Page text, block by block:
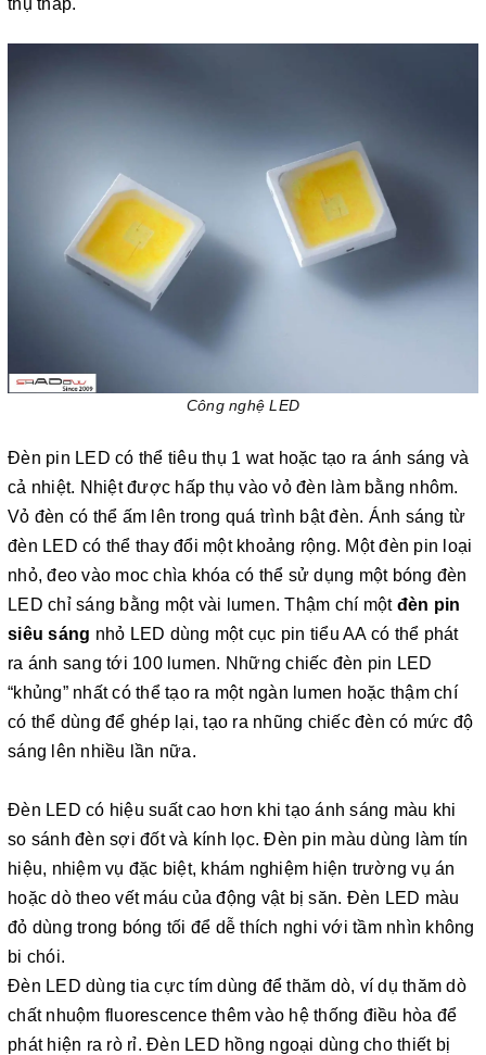
Công nghệ LED
Đèn pin LED có thể tiêu thụ 1 wat hoặc tạo ra ánh sáng và
cả nhiệt. Nhiệt được hấp thụ vào vỏ đèn làm bằng nhôm.
Vỏ đèn có thể ấm lên trong quá trình bật đèn. Ánh sáng từ
đèn LED có thể thay đổi một khoảng rộng. Một đèn pin loại
nhỏ, đeo vào moc chìa khóa có thể sử dụng một bóng đèn
LED chỉ sáng bằng một vài lumen. Thậm chí một đèn pin
siêu sáng nhỏ LED dùng một cục pin tiểu AA có thể phát
ra ánh sang tới 100 lumen. Những chiếc đèn pin LED
“khủng” nhất có thể tạo ra một ngàn lumen hoặc thậm chí
có thể dùng để ghép lại, tạo ra nhũng chiếc đèn có mức độ
sáng lên nhiều lần nữa.
Đèn LED có hiệu suất cao hơn khi tạo ánh sáng màu khi
so sánh đèn sợi đốt và kính lọc. Đèn pin màu dùng làm tín
hiệu, nhiệm vụ đặc biệt, khám nghiệm hiện trường vụ án
hoặc dò theo vết máu của động vật bị săn. Đèn LED màu
đỏ dùng trong bóng tối để dễ thích nghi với tầm nhìn không
bi chói.
Đèn LED dùng tia cực tím dùng để thăm dò, ví dụ thăm dò
chất nhuộm fluorescence thêm vào hệ thống điều hòa để
phát hiện ra rò rỉ. Đèn LED hồng ngoại dùng cho thiết bị